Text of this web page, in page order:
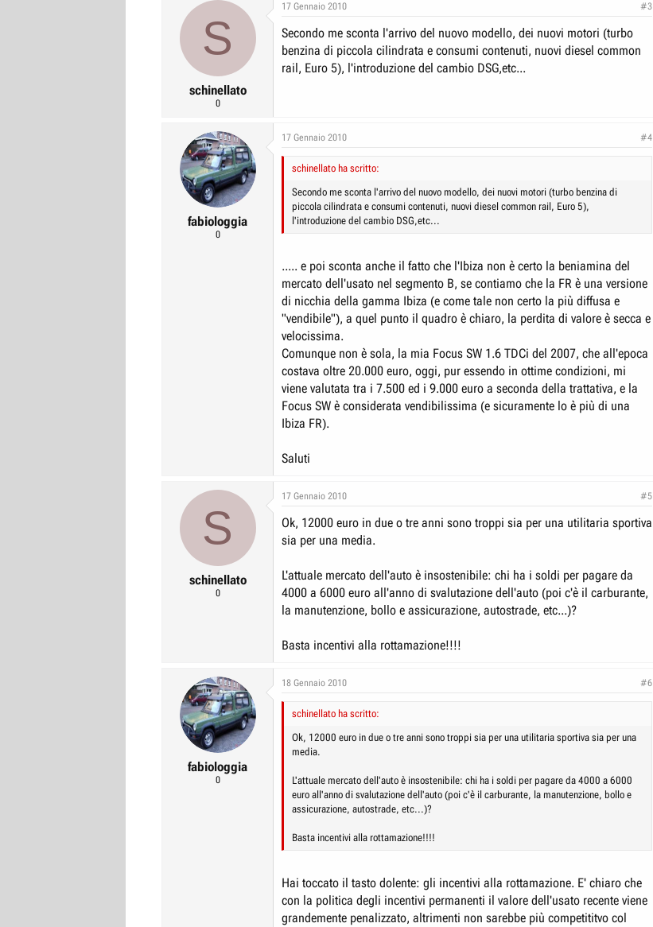
S
schinellato
0
17 Gennaio 2010 #3
Secondo me sconta l'arrivo del nuovo modello, dei nuovi motori (turbo
benzina di piccola cilindrata e consumi contenuti, nuovi diesel common
rail, Euro 5), l'introduzione del cambio DSG,etc...
fabiologgia
0
17 Gennaio 2010 #4
schinellato ha scritto:
Secondo me sconta l'arrivo del nuovo modello, dei nuovi motori (turbo benzina di
piccola cilindrata e consumi contenuti, nuovi diesel common rail, Euro 5),
l'introduzione del cambio DSG,etc...
..... e poi sconta anche il fatto che l'Ibiza non è certo la beniamina del
mercato dell'usato nel segmento B, se contiamo che la FR è una versione
di nicchia della gamma Ibiza (e come tale non certo la più diffusa e
"vendibile"), a quel punto il quadro è chiaro, la perdita di valore è secca e
velocissima.
Comunque non è sola, la mia Focus SW 1.6 TDCi del 2007, che all'epoca
costava oltre 20.000 euro, oggi, pur essendo in ottime condizioni, mi
viene valutata tra i 7.500 ed i 9.000 euro a seconda della trattativa, e la
Focus SW è considerata vendibilissima (e sicuramente lo è più di una
Ibiza FR).
Saluti
S
schinellato
0
17 Gennaio 2010 #5
Ok, 12000 euro in due o tre anni sono troppi sia per una utilitaria sportiva
sia per una media.
L'attuale mercato dell'auto è insostenibile: chi ha i soldi per pagare da
4000 a 6000 euro all'anno di svalutazione dell'auto (poi c'è il carburante,
la manutenzione, bollo e assicurazione, autostrade, etc...)?
Basta incentivi alla rottamazione!!!!
fabiologgia
0
18 Gennaio 2010 #6
schinellato ha scritto:
Ok, 12000 euro in due o tre anni sono troppi sia per una utilitaria sportiva sia per una
media.
L'attuale mercato dell'auto è insostenibile: chi ha i soldi per pagare da 4000 a 6000
euro all'anno di svalutazione dell'auto (poi c'è il carburante, la manutenzione, bollo e
assicurazione, autostrade, etc...)?
Basta incentivi alla rottamazione!!!!
Hai toccato il tasto dolente: gli incentivi alla rottamazione. E' chiaro che
con la politica degli incentivi permanenti il valore dell'usato recente viene
grandemente penalizzato, altrimenti non sarebbe più competititvo col